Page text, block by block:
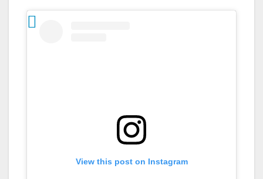
View this post on Instagram